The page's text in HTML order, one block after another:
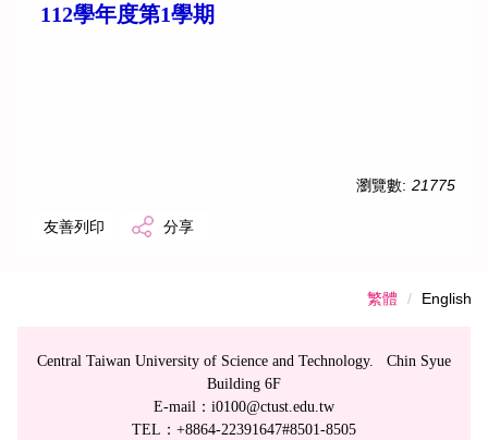
112學年度第1學期
瀏覽數: 21775
友善列印 分享
繁體 English
Central Taiwan University of Science and Technology. Chin Syue
Building 6F
E-mail：i0100@ctust.edu.tw
TEL：+8864-22391647#8501-8505